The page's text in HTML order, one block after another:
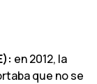
en 2012, la
que no se